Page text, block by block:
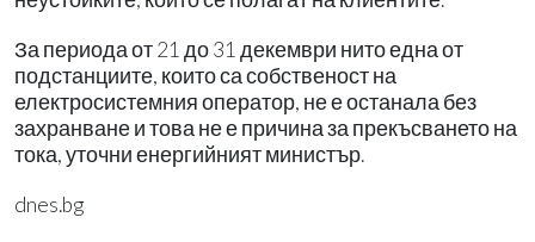
За периода от 21 до 31 декември нито една от
подстанциите, които са собственост на
електросистемния оператор, не е останала без
захранване и това не е причина за прекъсването на
тока, уточни енергийният министър.
dnes.bg